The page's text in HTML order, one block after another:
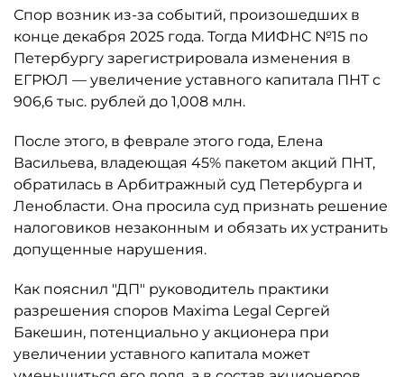
Спор возник из-за событий, произошедших в
конце декабря 2025 года. Тогда МИФНС №15 по
Петербургу зарегистрировала изменения в
ЕГРЮЛ — увеличение уставного капитала ПНТ с
906,6 тыс. рублей до 1,008 млн.
После этого, в феврале этого года, Елена
Васильева, владеющая 45% пакетом акций ПНТ,
обратилась в Арбитражный суд Петербурга и
Ленобласти. Она просила суд признать решение
налоговиков незаконным и обязать их устранить
допущенные нарушения.
Как пояснил "ДП" руководитель практики
разрешения споров Maxima Legal Сергей
Бакешин, потенциально у акционера при
увеличении уставного капитала может